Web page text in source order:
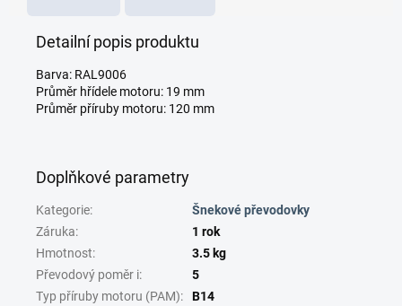
Detailní popis produktu
Barva: RAL9006
Průměr hřídele motoru: 19 mm
Průměr příruby motoru: 120 mm
Doplňkové parametry
Kategorie:
Šnekové převodovky
Záruka:
1 rok
Hmotnost:
3.5 kg
Převodový poměr i:
5
Typ příruby motoru (PAM):
B14